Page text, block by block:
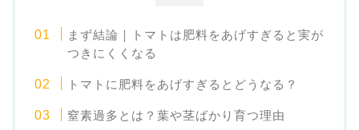
まず結論｜トマトは肥料をあげすぎると実が
つきにくくなる
トマトに肥料をあげすぎるとどうなる？
窒素過多とは？葉や茎ばかり育つ理由